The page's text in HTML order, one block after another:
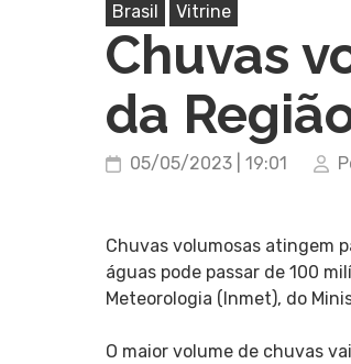
Brasil Vitrine
Chuvas
da
05/05/2023 | 19:01
Chuvas volumosas atingem
águas pode passar de 100
Meteorologia (Inmet), do
O maior volume de chuvas